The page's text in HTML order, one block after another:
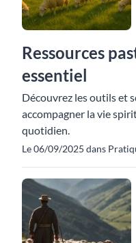
Ressources
essentiel
Découvrez les outils et
accompagner la vie
quotidien.
Le 06/09/2025 dans